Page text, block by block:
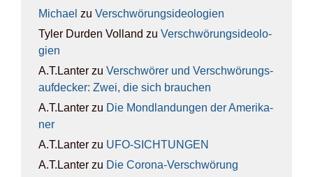
Michael zu Ver­schwö­rungs­ideo­lo­gien
Tyler Durden Volland zu Ver­schwö­rungs­ideo­lo­
gien
A.T.Lanter zu Ver­schwö­rer und Ver­schwö­rungs­
auf­de­cker: Zwei, die sich brau­chen
A.T.Lanter zu Die Mond­lan­dun­gen der Ame­ri­ka­
ner
A.T.Lanter zu UFO-SICH­TUN­GEN
A.T.Lanter zu Die Coro­na-Ver­schwö­rung